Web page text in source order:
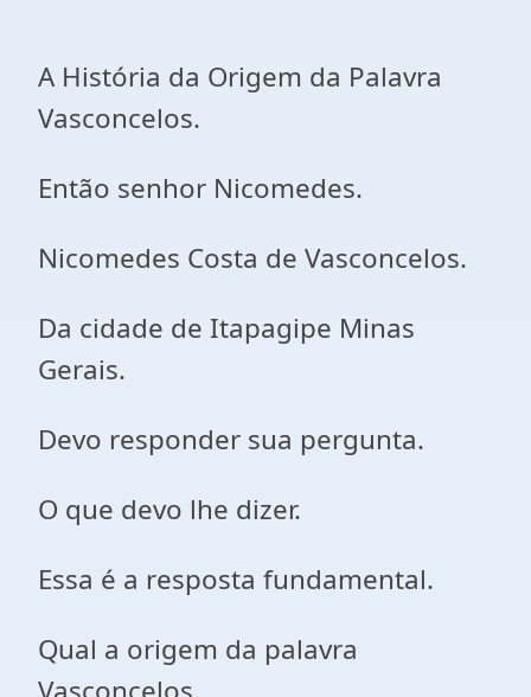
A História da Origem da Palavra
Vasconcelos.
Então senhor Nicomedes.
Nicomedes Costa de Vasconcelos.
Da cidade de Itapagipe Minas
Gerais.
Devo responder sua pergunta.
O que devo lhe dizer.
Essa é a resposta fundamental.
Qual a origem da palavra